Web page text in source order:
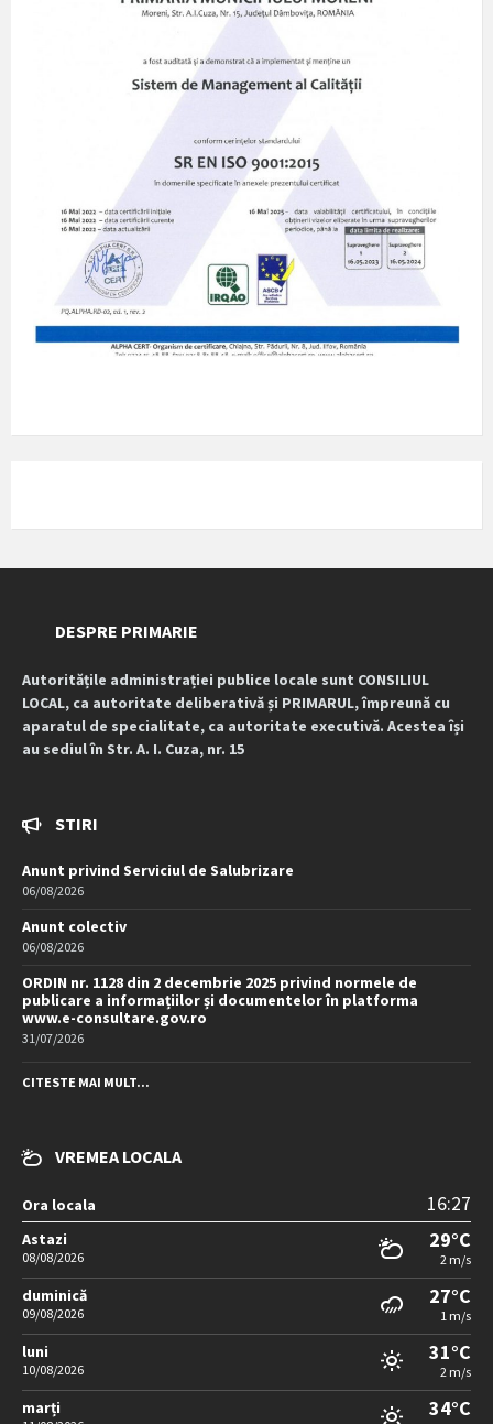
DESPRE PRIMARIE
Autoritățile administrației publice locale sunt CONSILIUL
LOCAL, ca autoritate deliberativă și PRIMARUL, împreună cu
aparatul de specialitate, ca autoritate executivă. Acestea își
au sediul în Str. A. I. Cuza, nr. 15
STIRI
Anunt privind Serviciul de Salubrizare
06/08/2026
Anunt colectiv
06/08/2026
ORDIN nr. 1128 din 2 decembrie 2025 privind normele de
publicare a informațiilor și documentelor în platforma
www.e-consultare.gov.ro
31/07/2026
CITESTE MAI MULT...
VREMEA LOCALA
Ora locala 16:27
Astazi
08/08/2026
29°C
2 m/s
duminică
09/08/2026
27°C
1 m/s
luni
10/08/2026
31°C
2 m/s
marți 34°C